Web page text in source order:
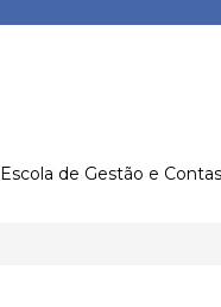
Escola de Gestão e Contas